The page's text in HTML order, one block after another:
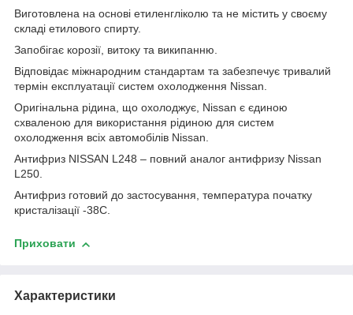
Виготовлена ​​на основі етиленгліколю та не містить у своєму
складі етилового спирту.
Запобігає корозії, витоку та википанню.
Відповідає міжнародним стандартам та забезпечує тривалий
термін експлуатації систем охолодження Nissan.
Оригінальна рідина, що охолоджує, Nissan є єдиною
схваленою для використання рідиною для систем
охолодження всіх автомобілів Nissan.
Антифриз NISSAN L248 – повний аналог антифризу Nissan
L250.
Антифриз готовий до застосування, температура початку
кристалізації -38С.
Приховати
Характеристики